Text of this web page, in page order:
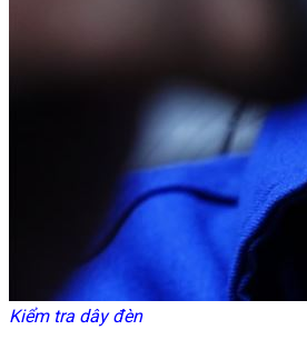
Kiểm tra dây đèn